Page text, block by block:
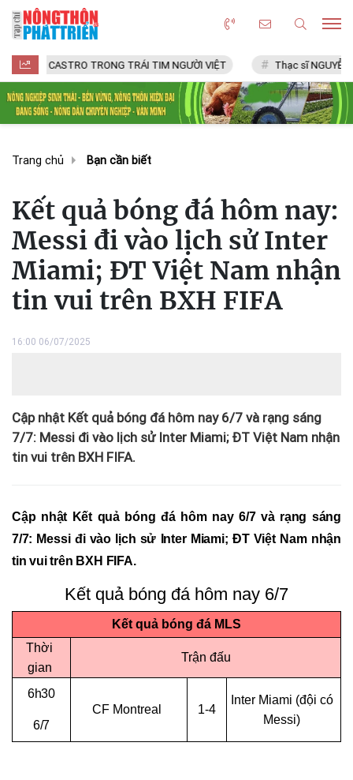
CASTRO TRONG TRÁI TIM NGƯỜI VIỆT Thạc sĩ NGUYỄN VĂN CHÍ
Trang chủ Bạn cần biết
Kết quả bóng đá hôm nay:
Messi đi vào lịch sử Inter
Miami; ĐT Việt Nam nhận
tin vui trên BXH FIFA
16:00 06/07/2025
Cập nhật Kết quả bóng đá hôm nay 6/7 và rạng sáng
7/7: Messi đi vào lịch sử Inter Miami; ĐT Việt Nam nhận
tin vui trên BXH FIFA.
Cập nhật Kết quả bóng đá hôm nay 6/7 và rạng sáng
7/7: Messi đi vào lịch sử Inter Miami; ĐT Việt Nam nhận
tin vui trên BXH FIFA.
Kết quả bóng đá hôm nay 6/7
Kết quả bóng đá MLS
Thời
gian
Trận đấu
6h30
6/7
CF Montreal 1-4
Inter Miami (đội có
Messi)